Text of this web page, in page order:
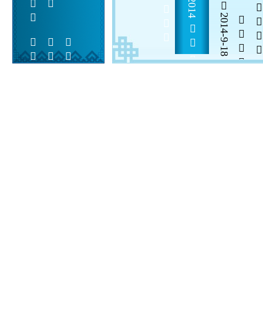
  
2014-9-18